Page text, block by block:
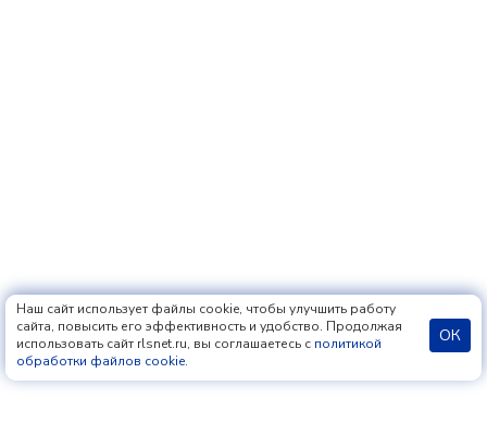
Наш сайт использует файлы cookie, чтобы улучшить работу
сайта, повысить его эффективность и удобство. Продолжая
использовать сайт rlsnet.ru, вы соглашаетесь с политикой
обработки файлов cookie.
ОК